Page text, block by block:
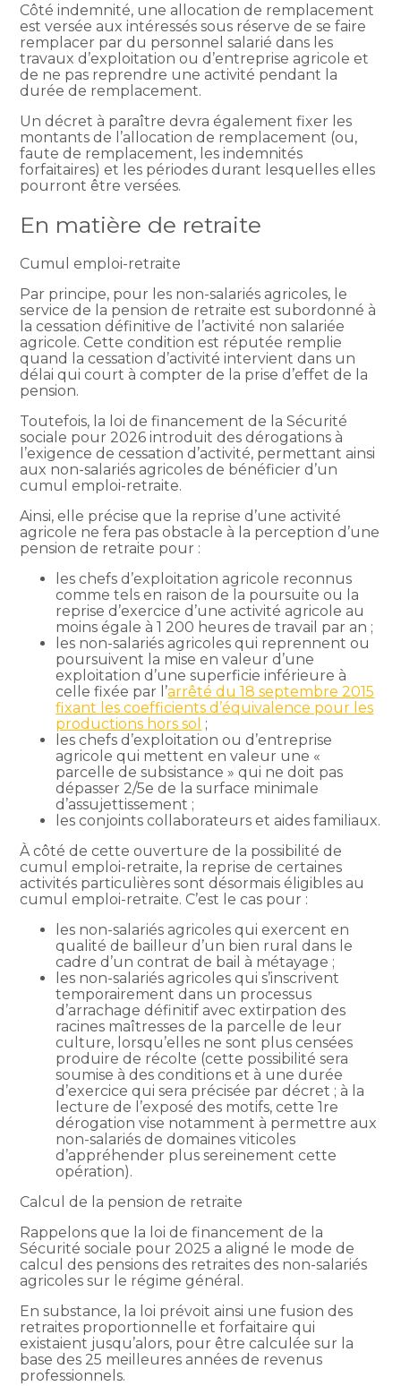
Côté indemnité, une allocation de remplacement
est versée aux intéressés sous réserve de se faire
remplacer par du personnel salarié dans les
travaux d’exploitation ou d’entreprise agricole et
de ne pas reprendre une activité pendant la
durée de remplacement.
Un décret à paraître devra également fixer les
montants de l’allocation de remplacement (ou,
faute de remplacement, les indemnités
forfaitaires) et les périodes durant lesquelles elles
pourront être versées.
En matière de retraite
Cumul emploi-retraite
Par principe, pour les non-salariés agricoles, le
service de la pension de retraite est subordonné à
la cessation définitive de l’activité non salariée
agricole. Cette condition est réputée remplie
quand la cessation d’activité intervient dans un
délai qui court à compter de la prise d’effet de la
pension.
Toutefois, la loi de financement de la Sécurité
sociale pour 2026 introduit des dérogations à
l’exigence de cessation d’activité, permettant ainsi
aux non-salariés agricoles de bénéficier d’un
cumul emploi-retraite.
Ainsi, elle précise que la reprise d’une activité
agricole ne fera pas obstacle à la perception d’une
pension de retraite pour :
les chefs d’exploitation agricole reconnus
comme tels en raison de la poursuite ou la
reprise d’exercice d’une activité agricole au
moins égale à 1 200 heures de travail par an ;
les non-salariés agricoles qui reprennent ou
poursuivent la mise en valeur d’une
exploitation d’une superficie inférieure à
celle fixée par l’arrêté du 18 septembre 2015
fixant les coefficients d’équivalence pour les
productions hors sol ;
les chefs d’exploitation ou d’entreprise
agricole qui mettent en valeur une «
parcelle de subsistance » qui ne doit pas
dépasser 2/5e de la surface minimale
d’assujettissement ;
les conjoints collaborateurs et aides familiaux.
À côté de cette ouverture de la possibilité de
cumul emploi-retraite, la reprise de certaines
activités particulières sont désormais éligibles au
cumul emploi-retraite. C’est le cas pour :
les non-salariés agricoles qui exercent en
qualité de bailleur d’un bien rural dans le
cadre d’un contrat de bail à métayage ;
les non-salariés agricoles qui s’inscrivent
temporairement dans un processus
d’arrachage définitif avec extirpation des
racines maîtresses de la parcelle de leur
culture, lorsqu’elles ne sont plus censées
produire de récolte (cette possibilité sera
soumise à des conditions et à une durée
d’exercice qui sera précisée par décret ; à la
lecture de l’exposé des motifs, cette 1re
dérogation vise notamment à permettre aux
non-salariés de domaines viticoles
d’appréhender plus sereinement cette
opération).
Calcul de la pension de retraite
Rappelons que la loi de financement de la
Sécurité sociale pour 2025 a aligné le mode de
calcul des pensions des retraites des non-salariés
agricoles sur le régime général.
En substance, la loi prévoit ainsi une fusion des
retraites proportionnelle et forfaitaire qui
existaient jusqu’alors, pour être calculée sur la
base des 25 meilleures années de revenus
professionnels.